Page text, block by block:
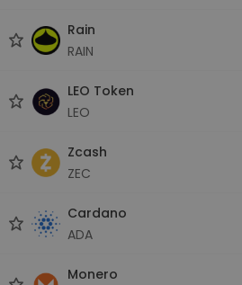
Rain
RAIN
LEO Token
LEO
Zcash
ZEC
Cardano
ADA
Monero